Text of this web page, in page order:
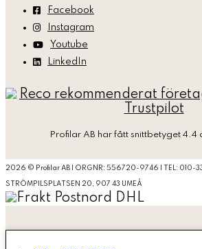
Facebook
Instagram
Youtube
LinkedIn
Profilar AB har fått snittbetyget 4.4
2026 © Profilar AB | ORGNR: 556720-9746 | TEL: 010-
STRÖMPILSPLATSEN 20, 907 43 UMEÅ